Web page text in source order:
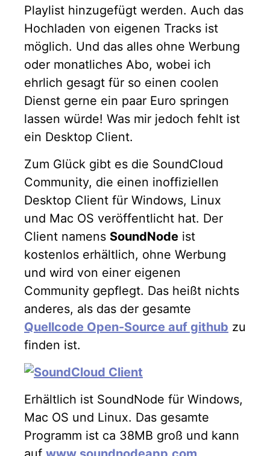
Playlist hinzugefügt werden. Auch das
Hochladen von eigenen Tracks ist
möglich. Und das alles ohne Werbung
oder monatliches Abo, wobei ich
ehrlich gesagt für so einen coolen
Dienst gerne ein paar Euro springen
lassen würde! Was mir jedoch fehlt ist
ein Desktop Client.
Zum Glück gibt es die SoundCloud
Community, die einen inoffiziellen
Desktop Client für Windows, Linux
und Mac OS veröffentlicht hat. Der
Client namens SoundNode ist
kostenlos erhältlich, ohne Werbung
und wird von einer eigenen
Community gepflegt. Das heißt nichts
anderes, als das der gesamte
Quellcode Open-Source auf github zu
finden ist.
Erhältlich ist SoundNode für Windows,
Mac OS und Linux. Das gesamte
Programm ist ca 38MB groß und kann